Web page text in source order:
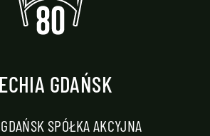
GDAŃSK
SPÓŁKA AKCYJNA